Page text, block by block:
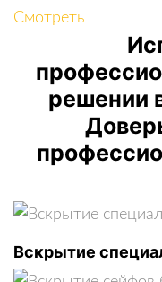
Смотреть
решении
Вскрытие